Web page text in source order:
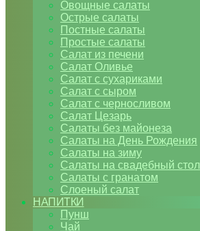
Овощные салаты
Острые салаты
Постные салаты
Простые салаты
Салат из печени
Салат Оливье
Салат с сухариками
Салат с сыром
Салат с черносливом
Салат Цезарь
Салаты без майонеза
Салаты на День Рождения
Салаты на зиму
Салаты на свадебный стол
Салаты с гранатом
Слоеный салат
НАПИТКИ
Пунш
Чай